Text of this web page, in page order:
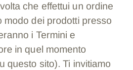
che effettui un ordine
modo dei prodotti presso
i Termini e
in quel momento
questo sito). Ti invitiamo